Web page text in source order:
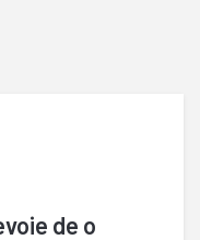
de o